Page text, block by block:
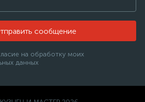
сообщение
на обработку моих
данных